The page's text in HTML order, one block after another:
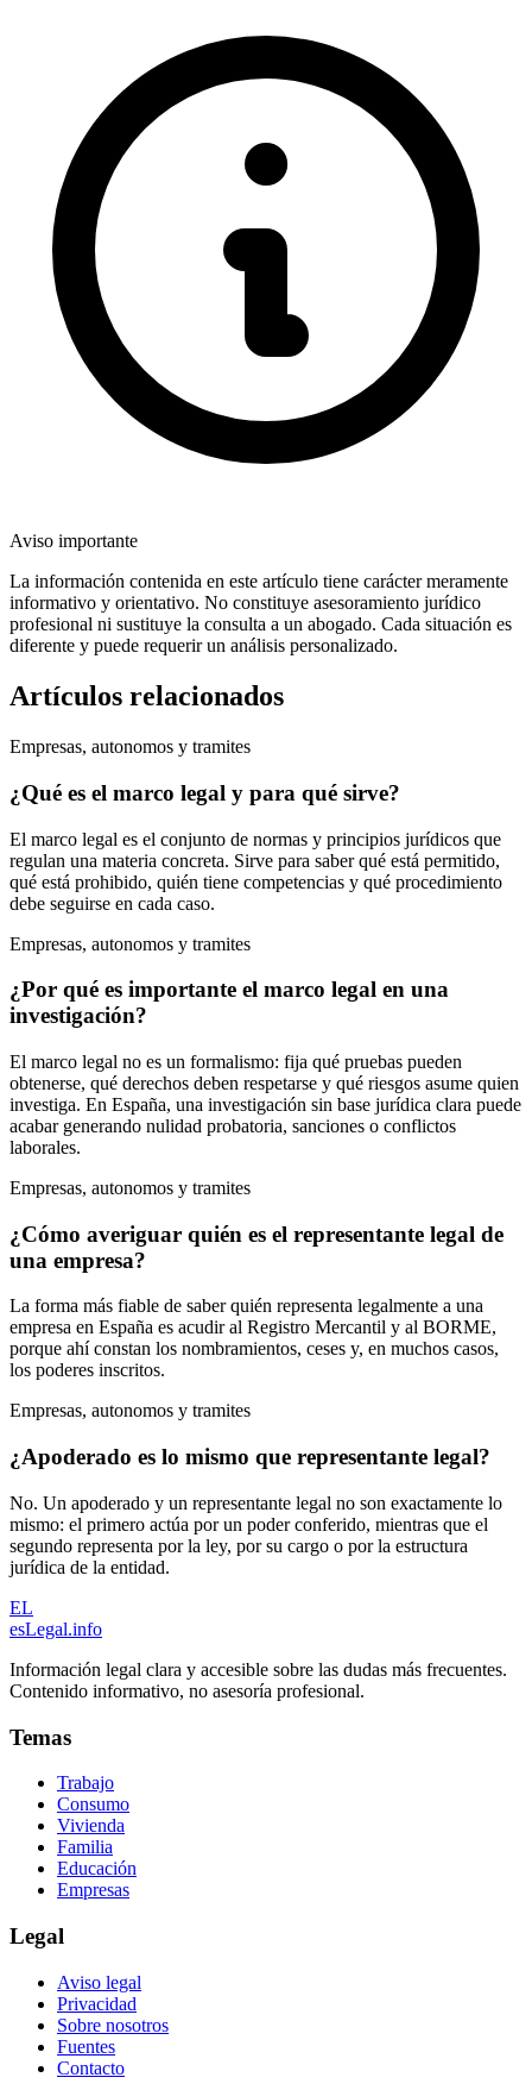
Aviso importante
La información contenida en este artículo tiene carácter meramente
informativo y orientativo. No constituye asesoramiento jurídico
profesional ni sustituye la consulta a un abogado. Cada situación es
diferente y puede requerir un análisis personalizado.
Artículos relacionados
Empresas, autonomos y tramites
¿Qué es el marco legal y para qué sirve?
El marco legal es el conjunto de normas y principios jurídicos que
regulan una materia concreta. Sirve para saber qué está permitido,
qué está prohibido, quién tiene competencias y qué procedimiento
debe seguirse en cada caso.
Empresas, autonomos y tramites
¿Por qué es importante el marco legal en una
investigación?
El marco legal no es un formalismo: fija qué pruebas pueden
obtenerse, qué derechos deben respetarse y qué riesgos asume quien
investiga. En España, una investigación sin base jurídica clara puede
acabar generando nulidad probatoria, sanciones o conflictos
laborales.
Empresas, autonomos y tramites
¿Cómo averiguar quién es el representante legal de
una empresa?
La forma más fiable de saber quién representa legalmente a una
empresa en España es acudir al Registro Mercantil y al BORME,
porque ahí constan los nombramientos, ceses y, en muchos casos,
los poderes inscritos.
Empresas, autonomos y tramites
¿Apoderado es lo mismo que representante legal?
No. Un apoderado y un representante legal no son exactamente lo
mismo: el primero actúa por un poder conferido, mientras que el
segundo representa por la ley, por su cargo o por la estructura
jurídica de la entidad.
EL
esLegal.info
Información legal clara y accesible sobre las dudas más frecuentes.
Contenido informativo, no asesoría profesional.
Temas
Trabajo
Consumo
Vivienda
Familia
Educación
Empresas
Legal
Aviso legal
Privacidad
Sobre nosotros
Fuentes
Contacto